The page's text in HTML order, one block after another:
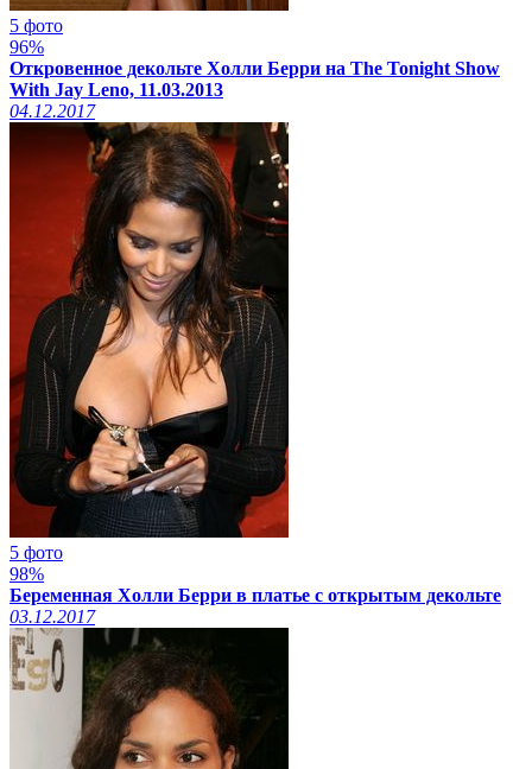
5 фото
96%
Откровенное декольте Холли Берри на The Tonight Show
With Jay Leno, 11.03.2013
04.12.2017
5 фото
98%
Беременная Холли Берри в платье с открытым декольте
03.12.2017